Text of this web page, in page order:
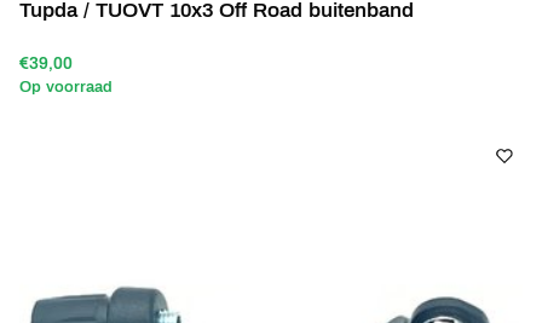
Tupda / TUOVT 10x3 Off Road buitenband
€39,00
Op voorraad